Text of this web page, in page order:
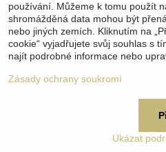
Facebook
Instagram
Pinterest
Youtube
Vytvořeno
používání. Můžeme k tomu použít
shromážděná data mohou být
nebo jiných zemích. Kliknutím na
cookie“ vyjadřujete svůj souhlas s
najít podrobné informace nebo
Zásady ochrany soukromí
Ukázat